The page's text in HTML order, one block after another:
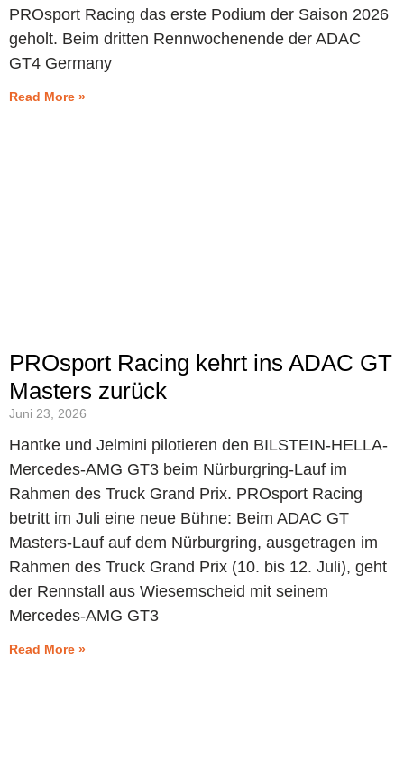
PROsport Racing das erste Podium der Saison 2026
geholt. Beim dritten Rennwochenende der ADAC
GT4 Germany
Read More »
PROsport Racing kehrt ins ADAC GT
Masters zurück
Juni 23, 2026
Hantke und Jelmini pilotieren den BILSTEIN-HELLA-
Mercedes-AMG GT3 beim Nürburgring-Lauf im
Rahmen des Truck Grand Prix. PROsport Racing
betritt im Juli eine neue Bühne: Beim ADAC GT
Masters-Lauf auf dem Nürburgring, ausgetragen im
Rahmen des Truck Grand Prix (10. bis 12. Juli), geht
der Rennstall aus Wiesemscheid mit seinem
Mercedes-AMG GT3
Read More »